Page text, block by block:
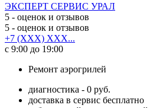
ЭКСПЕРТ СЕРВИС УРАЛ
5 - оценок и отзывов
5 - оценок и отзывов
+7 (XXX) XXX...
с 9:00 до 19:00
Ремонт аэрогрилей
диагностика - 0 руб.
доставка в сервис бесплатно